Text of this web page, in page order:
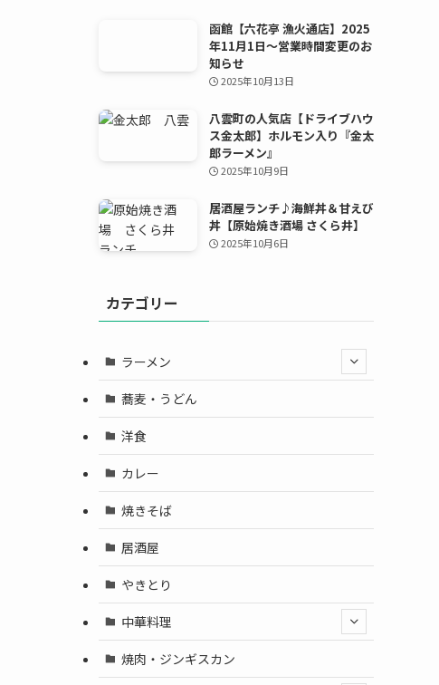
函館【六花亭 漁火通店】2025
年11月1日〜営業時間変更のお
知らせ
2025年10月13日
八雲町の人気店【ドライブハウ
ス金太郎】ホルモン入り『金太
郎ラーメン』
2025年10月9日
居酒屋ランチ♪海鮮丼＆甘えび
丼【原始焼き酒場 さくら井】
2025年10月6日
カテゴリー
ラーメン
蕎麦・うどん
洋食
カレー
焼きそば
居酒屋
やきとり
中華料理
焼肉・ジンギスカン